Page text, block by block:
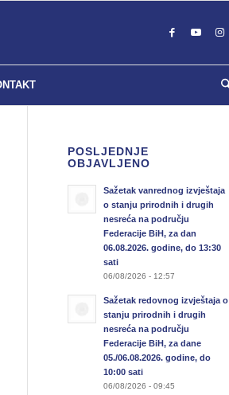
POSLJEDNJE
OBJAVLJENO
Sažetak vanrednog izvještaja
o stanju prirodnih i drugih
nesreća na području
Federacije BiH, za dan
06.08.2026. godine, do 13:30
sati
06/08/2026 - 12:57
Sažetak redovnog izvještaja o
stanju prirodnih i drugih
nesreća na području
Federacije BiH, za dane
05./06.08.2026. godine, do
10:00 sati
06/08/2026 - 09:45